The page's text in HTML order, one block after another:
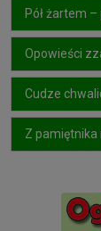
Pół żartem –
Opowieści
Cudze
Z pamiętnika